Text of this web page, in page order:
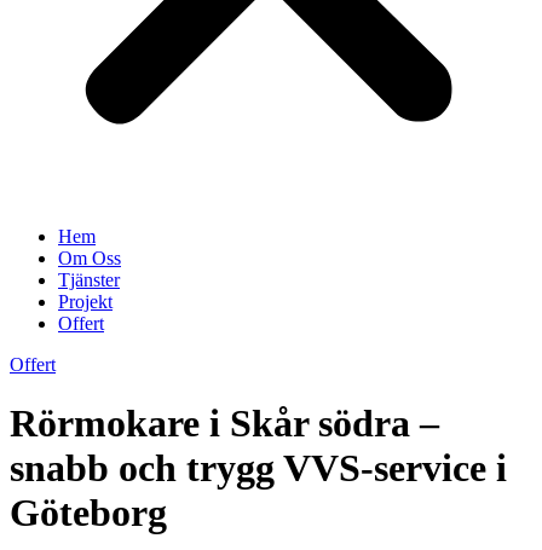
Hem
Om Oss
Tjänster
Projekt
Offert
Offert
Rörmokare i Skår södra –
snabb och trygg VVS-service i
Göteborg